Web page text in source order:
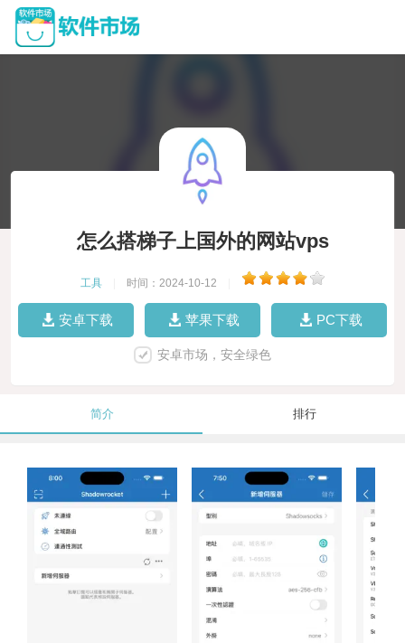
怎么搭梯子上国外的网站vps
工具 时间：2024-10-12
安卓下载 苹果下载 PC下载
安卓市场，安全绿色
简介 排行